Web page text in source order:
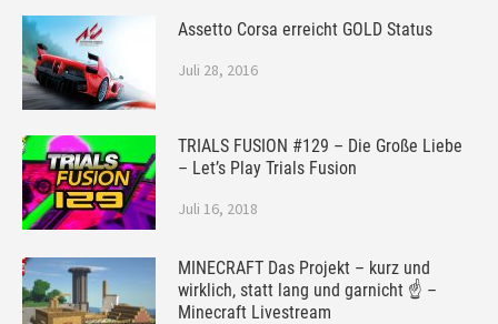
Assetto Corsa erreicht GOLD Status
Juli 28, 2016
TRIALS FUSION #129 – Die Große Liebe
– Let’s Play Trials Fusion
Juli 16, 2018
MINECRAFT Das Projekt – kurz und
wirklich, statt lang und garnicht ☝ –
Minecraft Livestream